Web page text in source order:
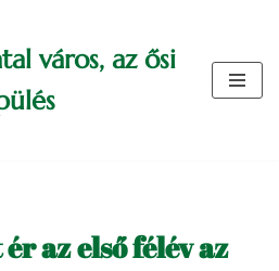
város, az ősi
az első félév az